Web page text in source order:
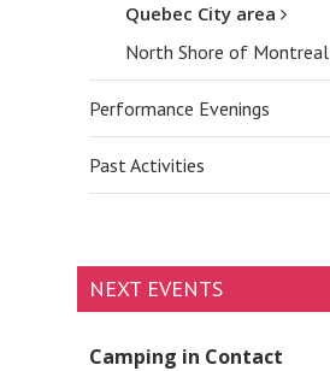
Quebec City area
North Shore of Montreal
Performance Evenings
Past Activities
NEXT EVENTS
Camping in Contact